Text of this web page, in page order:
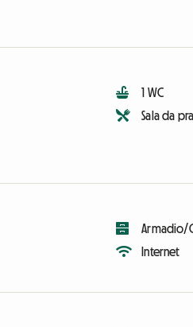
1 WC
Sala da
Armadio/
Internet